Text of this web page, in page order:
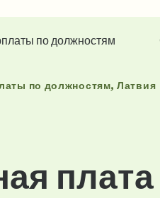
по должностям
по должностям, Латвия